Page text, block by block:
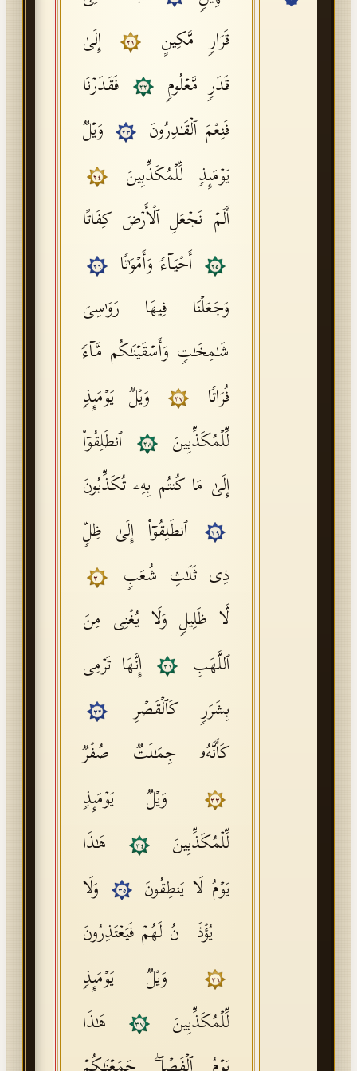
Tajweed Guide
Font Edition Tester
قَرَارࣲ مَّكِینٍ
٢١
إِلَىٰ
قَدَرࣲ مَّعۡلُومࣲ
٢٢
فَقَدَرۡنَا
فَنِعۡمَ ٱلۡقَـٰدِرُونَ
٢٣
وَیۡلࣱ
یَوۡمَىِٕذࣲ لِّلۡمُكَذِّبِینَ
٢٤
أَلَمۡ نَجۡعَلِ ٱلۡأَرۡضَ كِفَاتًا
٢٥ أَحۡیَاۤءࣰ وَأَمۡوَ ٰ⁠تࣰا ٢٦
وَجَعَلۡنَا فِیهَا رَوَ ٰ⁠سِیَ
شَـٰمِخَـٰتࣲ وَأَسۡقَیۡنَـٰكُم مَّاۤءࣰ
فُرَاتࣰا
٢٧
وَیۡلࣱ یَوۡمَىِٕذࣲ
لِّلۡمُكَذِّبِینَ
٢٨
ٱنطَلِقُوۤا۟
إِلَىٰ مَا كُنتُم بِهِۦ تُكَذِّبُونَ
٢٩
ٱنطَلِقُوۤا۟ إِلَىٰ ظِلࣲّ
ذِی ثَلَـٰثِ شُعَبࣲ
٣٠
لَّا ظَلِیلࣲ وَلَا یُغۡنِی مِنَ
ٱللَّهَبِ
٣١
إِنَّهَا تَرۡمِی
بِشَرَرࣲ كَٱلۡقَصۡرِ
٣٢
كَأَنَّهُۥ جِمَـٰلَتࣱ صُفۡرࣱ
٣٣
وَیۡلࣱ یَوۡمَىِٕذࣲ
لِّلۡمُكَذِّبِینَ
٣٤
هَـٰذَا
یَوۡمُ لَا یَنطِقُونَ
٣٥
وَلَا
یُؤۡذَنُ لَهُمۡ فَیَعۡتَذِرُونَ
٣٦
وَیۡلࣱ یَوۡمَىِٕذࣲ
لِّلۡمُكَذِّبِینَ
٣٧
هَـٰذَا